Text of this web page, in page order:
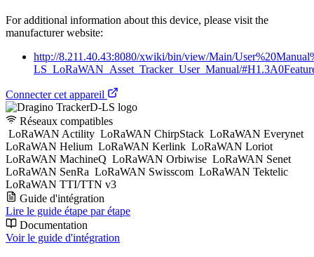
For additional information about this device, please visit the
manufacturer website:
http://8.211.40.43:8080/xwiki/bin/view/Main/
LS_LoRaWAN_Asset_Tracker_User_Manual/
Connecter cet appareil
Réseaux compatibles
LoRaWAN Actility LoRaWAN ChirpStack LoRaWAN Everynet
LoRaWAN Helium LoRaWAN Kerlink LoRaWAN Loriot
LoRaWAN MachineQ LoRaWAN Orbiwise LoRaWAN Senet
LoRaWAN SenRa LoRaWAN Swisscom LoRaWAN Tektelic
LoRaWAN TTI/TTN v3
Guide d'intégration
Lire le guide étape par étape
Documentation
Voir le guide d'intégration